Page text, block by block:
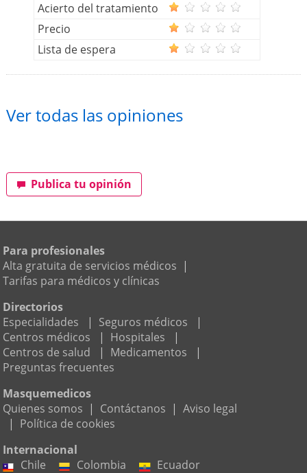
Acierto del tratamiento
Precio
Lista de espera
Ver todas las opiniones
Publica tu opinión
Para profesionales
Alta gratuita de servicios médicos |
Tarifas para médicos y clínicas
Directorios
Especialidades
| Seguros médicos
|
Centros médicos
| Hospitales
|
Centros de salud
| Medicamentos
|
Preguntas frecuentes
Masquemedicos
Quienes somos | Contáctanos | Aviso legal
| Política de cookies
Internacional
Chile
Colombia
Ecuador